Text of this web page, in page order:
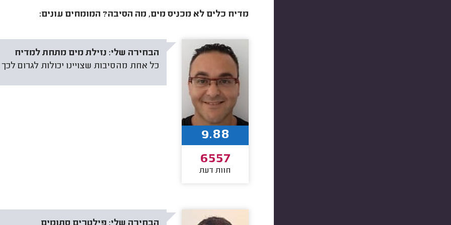
מדיח כלים לא מכניס מים, מה הסיבה? המומחים עונים:
הבחירה שלי: נזילת מים מתחת למדיח
כל אחת מהסיבות שצויינו יכולות לגרום
9.88
6557
חוות דעת